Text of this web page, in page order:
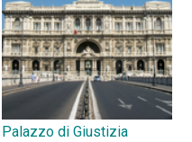
Palazzo di Giustizia